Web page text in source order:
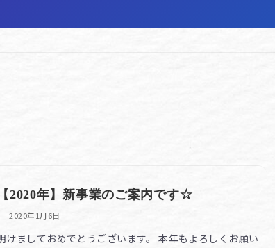
2020年】新事業のご案内です☆
2020年1月6日
けましておめでとうございます。 本年もよろしくお願い